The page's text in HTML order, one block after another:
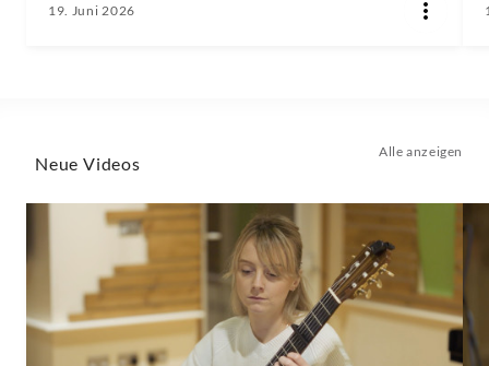
19. Juni 2026
Neue Videos
Alle anzeigen